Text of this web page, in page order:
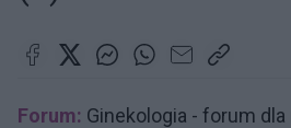
Forum: Ginekologia - forum